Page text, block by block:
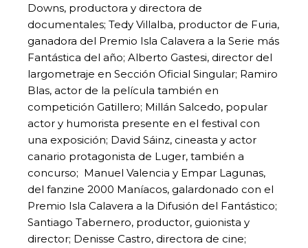
Downs, productora y directora de
documentales; Tedy Villalba, productor de Furia,
ganadora del Premio Isla Calavera a la Serie más
Fantástica del año; Alberto Gastesi, director del
largometraje en Sección Oficial Singular; Ramiro
Blas, actor de la película también en
competición Gatillero; Millán Salcedo, popular
actor y humorista presente en el festival con
una exposición; David Sáinz, cineasta y actor
canario protagonista de Luger, también a
concurso; Manuel Valencia y Empar Lagunas,
del fanzine 2000 Maníacos, galardonado con el
Premio Isla Calavera a la Difusión del Fantástico;
Santiago Tabernero, productor, guionista y
director; Denisse Castro, directora de cine;